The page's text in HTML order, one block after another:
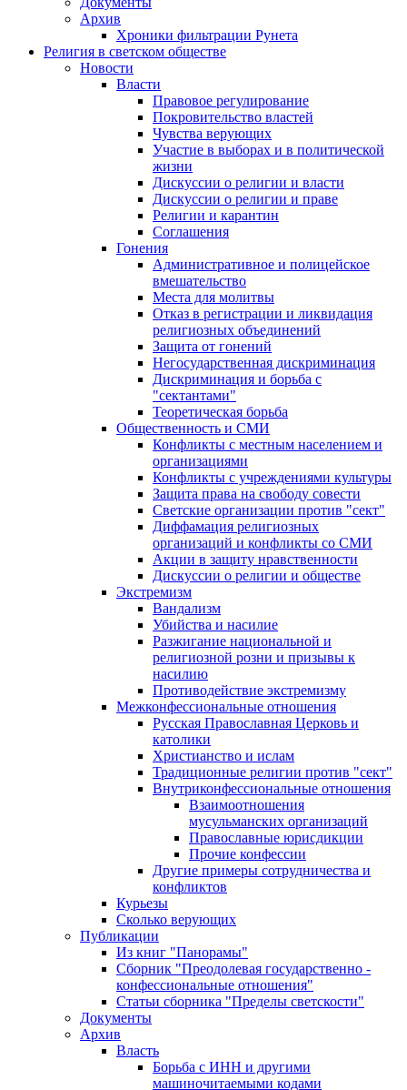
Архив
Хроники фильтрации Рунета
Религия в светском обществе
Новости
Власти
Правовое регулирование
Покровительство властей
Чувства верующих
Участие в выборах и в политической
жизни
Дискуссии о религии и власти
Дискуссии о религии и праве
Религии и карантин
Соглашения
Гонения
Административное и полицейское
вмешательство
Места для молитвы
Отказ в регистрации и ликвидация
религиозных объединений
Защита от гонений
Негосударственная дискриминация
Дискриминация и борьба с
"сектантами"
Теоретическая борьба
Общественность и СМИ
Конфликты с местным населением и
организациями
Конфликты с учреждениями культуры
Защита права на свободу совести
Светские организации против "сект"
Диффамация религиозных
организаций и конфликты со СМИ
Акции в защиту нравственности
Дискуссии о религии и обществе
Экстремизм
Вандализм
Убийства и насилие
Разжигание национальной и
религиозной розни и призывы к
насилию
Противодействие экстремизму
Межконфессиональные отношения
Русская Православная Церковь и
католики
Христианство и ислам
Традиционные религии против "сект"
Внутриконфессиональные отношения
Взаимоотношения
мусульманских организаций
Православные юрисдикции
Прочие конфессии
Другие примеры сотрудничества и
конфликтов
Курьезы
Сколько верующих
Публикации
Из книг "Панорамы"
Сборник "Преодолевая государственно -
конфессиональные отношения"
Статьи сборника "Пределы светскости"
Документы
Архив
Власть
Борьба с ИНН и другими
машиночитаемыми кодами